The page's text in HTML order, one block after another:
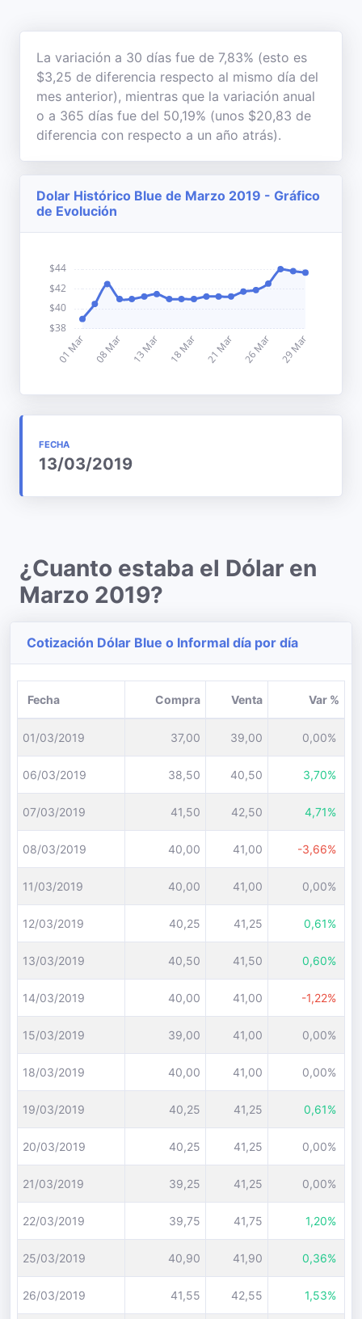
La variación a 30 días fue de 7,83% (esto es
$3,25 de diferencia respecto al mismo día del
mes anterior), mientras que la variación anual
o a 365 días fue del 50,19% (unos $20,83 de
diferencia con respecto a un año atrás).
Dolar Histórico Blue de Marzo 2019 - Gráfico
de Evolución
FECHA
13/03/2019
¿Cuanto estaba el Dólar en
Marzo 2019?
Cotización Dólar Blue o Informal día por día
Fecha Compra Venta Var %
01/03/2019 37,00 39,00 0,00%
06/03/2019 38,50 40,50 3,70%
07/03/2019 41,50 42,50 4,71%
08/03/2019 40,00 41,00 -3,66%
11/03/2019 40,00 41,00 0,00%
12/03/2019 40,25 41,25 0,61%
13/03/2019 40,50 41,50 0,60%
14/03/2019 40,00 41,00 -1,22%
15/03/2019 39,00 41,00 0,00%
18/03/2019 40,00 41,00 0,00%
19/03/2019 40,25 41,25 0,61%
20/03/2019 40,25 41,25 0,00%
21/03/2019 39,25 41,25 0,00%
22/03/2019 39,75 41,75 1,20%
25/03/2019 40,90 41,90 0,36%
26/03/2019 41,55 42,55 1,53%